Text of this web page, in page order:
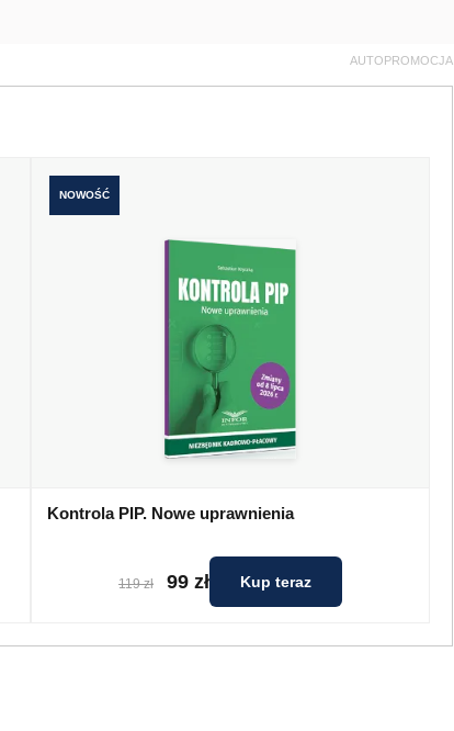
AUTOPROMOCJA
NOWOŚĆ
Kontrola PIP. Nowe uprawnienia
119 zł 99 zł Kup teraz